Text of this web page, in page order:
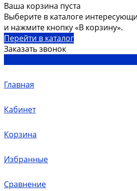
Ваша корзина пуста
Выберите в каталоге
и нажмите кнопку «В корзину».
Перейти в каталог
Заказать звонок
Главная
Кабинет
Корзина
Избранные
Сравнение